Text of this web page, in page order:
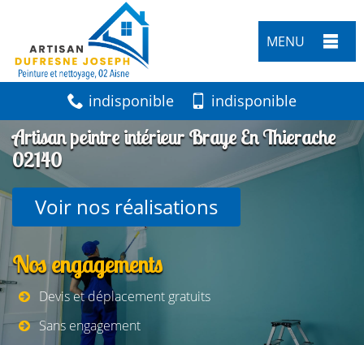
MENU
indisponible indisponible
Artisan peintre intérieur Braye En Thierache
02140
Voir nos réalisations
Nos engagements
Devis et déplacement gratuits
Sans engagement